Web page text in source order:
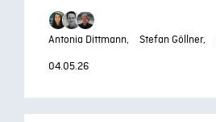
Antonia Dittmann, Stefan Göllner,
04.05.26